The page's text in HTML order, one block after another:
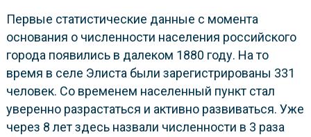
Первые статистические данные с момента
основания о численности населения российского
города появились в далеком 1880 году. На то
время в селе Элиста были зарегистрированы 331
человек. Со временем населенный пункт стал
уверенно разрастаться и активно развиваться. Уже
через 8 лет здесь назвали численности в 3 раза